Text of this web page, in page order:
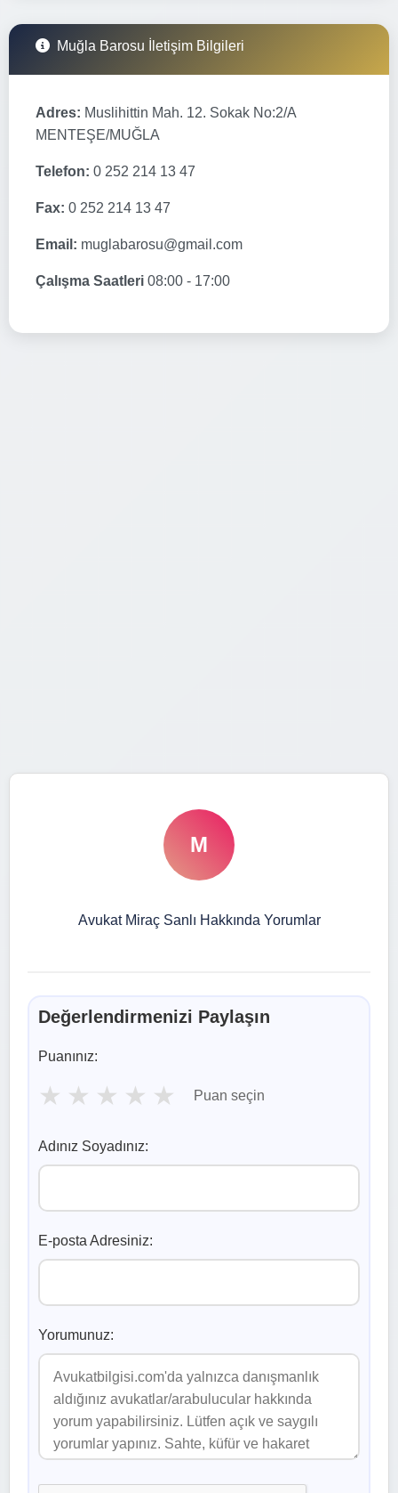
Muğla Barosu İletişim Bilgileri
Adres: Muslihittin Mah. 12. Sokak No:2/A
MENTEŞE/MUĞLA
Telefon: 0 252 214 13 47
Fax: 0 252 214 13 47
Email: muglabarosu@gmail.com
Çalışma Saatleri 08:00 - 17:00
M
Avukat Miraç Sanlı Hakkında Yorumlar
Değerlendirmenizi Paylaşın
Puanınız:
★ ★ ★ ★ ★ Puan seçin
Adınız Soyadınız:
E-posta Adresiniz:
Yorumunuz: